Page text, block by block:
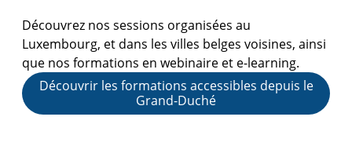
Découvrez nos sessions organisées au
Luxembourg, et dans les villes belges voisines, ainsi
que nos formations en webinaire et e-learning.
Découvrir les formations accessibles depuis le
Grand-Duché